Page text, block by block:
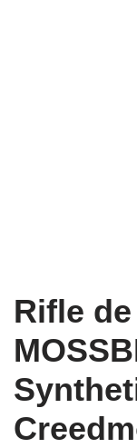
Rifle